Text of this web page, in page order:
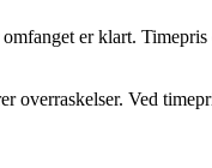
er klart.
Ved